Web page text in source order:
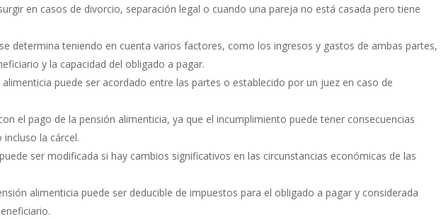
en casos de divorcio, separación legal o cuando una pareja no está casada pero tiene
determina teniendo en cuenta varios factores, como los ingresos y gastos de ambas partes,
y la capacidad del obligado a pagar.
puede ser acordado entre las partes o establecido por un juez en caso de
el pago de la pensión alimenticia, ya que el incumplimiento puede tener consecuencias
la cárcel.
ser modificada si hay cambios significativos en las circunstancias económicas de las
alimenticia puede ser deducible de impuestos para el obligado a pagar y considerada